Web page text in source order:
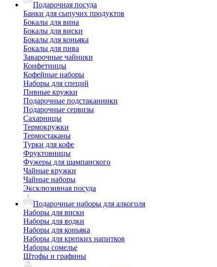
Подарочная посуда
Банки для сыпучих продуктов
Бокалы для вина
Бокалы для виски
Бокалы для коньяка
Бокалы для пива
Заварочные чайники
Конфетницы
Кофейные наборы
Наборы для специй
Пивные кружки
Подарочные подстаканники
Подарочные сервизы
Сахарницы
Термокружки
Термостаканы
Турки для кофе
Фруктовницы
Фужеры для шампанского
Чайные кружки
Чайные наборы
Эксклюзивная посуда
Подарочные наборы для алкоголя
Наборы для виски
Наборы для водки
Наборы для коньяка
Наборы для крепких напитков
Наборы сомелье
Штофы и графины